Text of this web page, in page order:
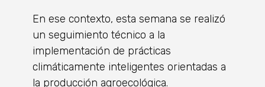
En ese contexto, esta semana se realizó
un seguimiento técnico a la
implementación de prácticas
climáticamente inteligentes orientadas a
la producción agroecológica.